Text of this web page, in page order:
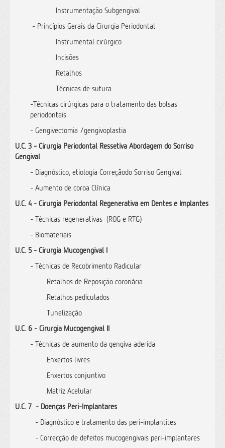
.Instrumentação Subgengival
- Princípios Gerais da Cirurgia Periodontal
.Instrumental cirúrgico
.Incisões
.Retalhos
.Técnicas de sutura
-Técnicas cirúrgicas para o tratamento das bolsas
periodontais
- Gengivectomia /gengivoplastia
U.C. 3 - Cirurgia Periodontal Ressetiva Abordagem do Sorriso
Gengival
- Diagnóstico, etiologia Correçãodo Sorriso Gengival.
- Aumento de coroa Clínica
U.C. 4 - Cirurgia Periodontal Regenerativa em Dentes e Implantes
- Técnicas regenerativas (ROG e RTG)
- Biomateriais
U.C. 5 - Cirurgia Mucogengival I
- Técnicas de Recobrimento Radicular
.Retalhos de Reposição coronária
.Retalhos pediculados
.Tunelização
U.C. 6 - Cirurgia Mucogengival II
- Técnicas de aumento da gengiva aderida
.Enxertos livres
.Enxertos conjuntivo
.Matriz Acelular
U.C. 7 - Doenças Peri-Implantares
- Diagnóstico e tratamento das peri-implantites
- Correcção de defeitos mucogengivais peri-implantares